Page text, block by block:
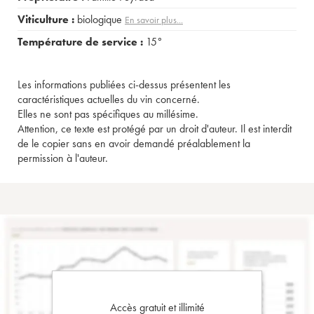
Viticulture : biologique En savoir plus...
Température de service : 15°
Les informations publiées ci-dessus présentent les
caractéristiques actuelles du vin concerné.
Elles ne sont pas spécifiques au millésime.
Attention, ce texte est protégé par un droit d'auteur. Il est interdit
de le copier sans en avoir demandé préalablement la
permission à l'auteur.
Accès gratuit et illimité